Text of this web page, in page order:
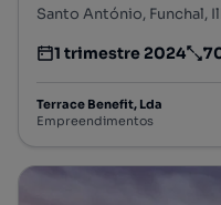
Santo António, Funchal,
Estimativa da entrega
1 trimestre 2024
Preço por metro
Terrace Benefit, Lda
Empreendimentos